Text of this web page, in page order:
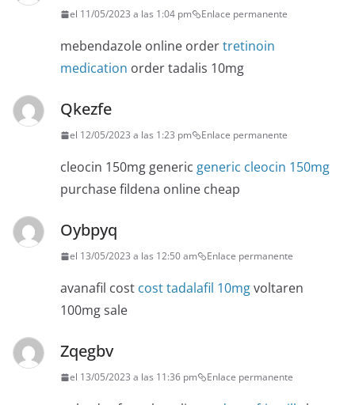
el 11/05/2023 a las 1:04 pm Enlace permanente
mebendazole online ordertretinoin
medication order tadalis 10mg
Qkezfe
el 12/05/2023 a las 1:23 pm Enlace permanente
cleocin 150mg generic generic cleocin 150mg
purchase fildena online cheap
Oybpyq
el 13/05/2023 a las 12:50 am Enlace permanente
avanafil cost cost tadalafil 10mgvoltaren
100mg sale
Zqegbv
el 13/05/2023 a las 11:36 pm Enlace permanente